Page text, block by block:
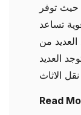
حيث توفر
تساعد
من
العديد
Read